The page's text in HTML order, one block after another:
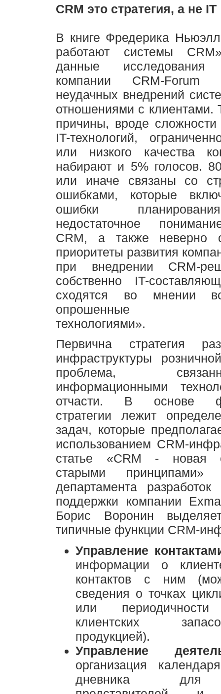
CRM это стратегия, а не IT
В книге Фредерика
работают системы
данные исследования
компании CRM-Forum
неудачных внедрений
отношениями с клиентами.
причины, вроде
IT-технологий,
или низкого качества
набирают и 5% голосов.
или иначе связаны со
ошибками, которые
ошибки
недостаточное
CRM, а также неверно
приоритеты развития
при внедрении CRM-
собственно IT-
сходятся во мнении
опрошенные
технологиями».
Первична стратегия
инфраструктуры
проблема,
информационными
отчасти. В основе
стратегии лежит
задач, которые
использованием CRM-
статье «CRM - новая
старыми принципами»
департамента
поддержки компании
Борис Воронин
типичные функции CRM-
Управление
информации о
контактов с ним
сведения о точках
или периодичности
клиентских
продукцией).
Управление
организация
дневника для